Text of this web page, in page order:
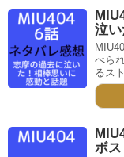
泣
べら
るス
ボ